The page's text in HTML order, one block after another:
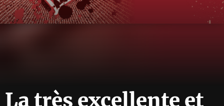
La très excellente et